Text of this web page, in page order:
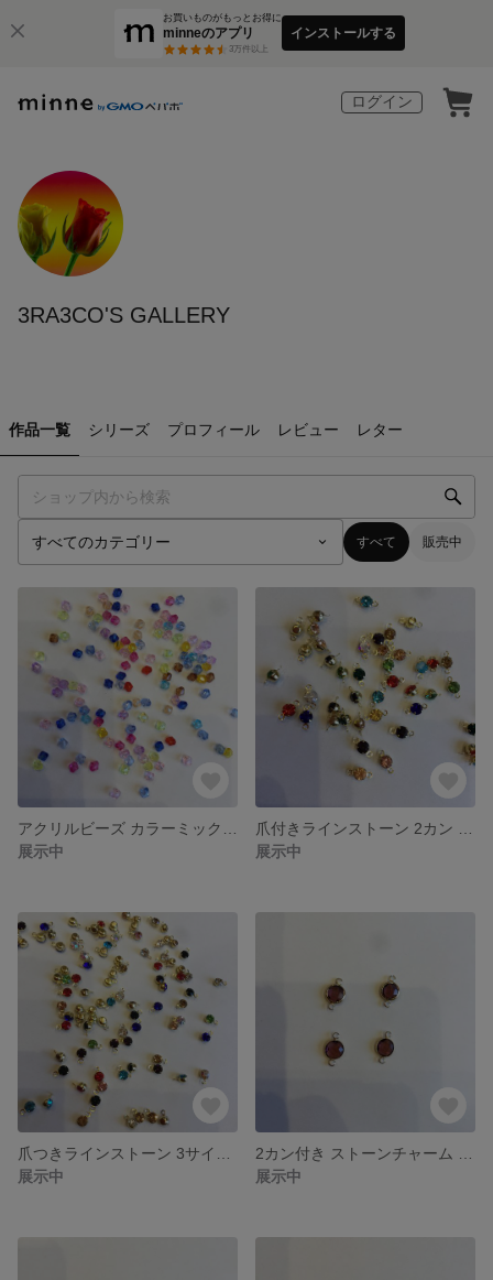
お買いものがもっとお得に
minneのアプリ
3万件以上
インストールする
ログイン
3RA3CO'S GALLERY
作品一覧 シリーズ プロフィール レビュー レター
すべて 販売中
展示中
展示中
展示中
展示中